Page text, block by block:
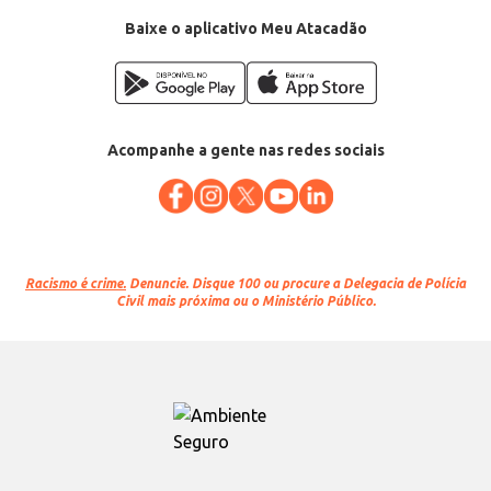
Baixe o aplicativo Meu Atacadão
Acompanhe a gente nas redes sociais
Racismo é crime. Denuncie. Disque 100 ou procure a Delegacia de Polícia
Civil mais próxima ou o Ministério Público.